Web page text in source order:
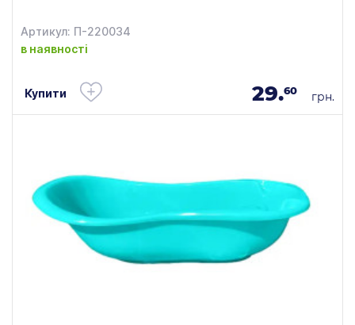
Артикул: П-220034
в наявності
Купити 29.60 грн.